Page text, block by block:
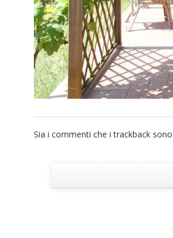
Sia i commenti che i trackback